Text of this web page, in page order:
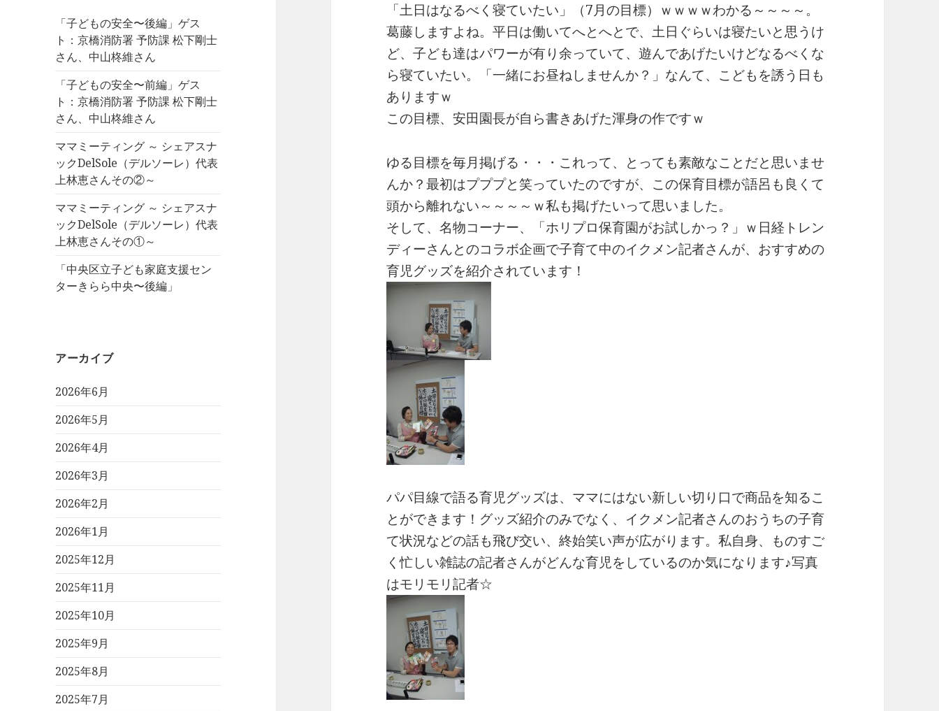
「子どもの安全〜後編」ゲス
ト：京橋消防署 予防課 松下剛士
さん、中山柊維さん
「子どもの安全〜前編」ゲス
ト：京橋消防署 予防課 松下剛士
さん、中山柊維さん
ママミーティング ～ シェアスナ
ックDelSole（デルソーレ）代表
上林恵さんその②～
ママミーティング ～ シェアスナ
ックDelSole（デルソーレ）代表
上林恵さんその①～
「中央区立子ども家庭支援セン
ターきらら中央〜後編」
アーカイブ
2026年6月
2026年5月
2026年4月
2026年3月
2026年2月
2026年1月
2025年12月
2025年11月
2025年10月
2025年9月
2025年8月
2025年7月
「土日はなるべく寝ていたい」（7月の目標）ｗｗｗｗわかる～～～～。
葛藤しますよね。平日は働いてへとへとで、土日ぐらいは寝たいと思うけ
ど、子ども達はパワーが有り余っていて、遊んであげたいけどなるべくな
ら寝ていたい。「一緒にお昼ねしませんか？」なんて、こどもを誘う日も
ありますｗ
この目標、安田園長が自ら書きあげた渾身の作ですｗ
ゆる目標を毎月掲げる・・・これって、とっても素敵なことだと思いませ
んか？最初はプププと笑っていたのですが、この保育目標が語呂も良くて
頭から離れない～～～～ｗ私も掲げたいって思いました。
そして、名物コーナー、「ホリプロ保育園がお試しかっ？」ｗ日経トレン
ディーさんとのコラボ企画で子育て中のイクメン記者さんが、おすすめの
育児グッズを紹介されています！
パパ目線で語る育児グッズは、ママにはない新しい切り口で商品を知るこ
とができます！グッズ紹介のみでなく、イクメン記者さんのおうちの子育
て状況などの話も飛び交い、終始笑い声が広がります。私自身、ものすご
く忙しい雑誌の記者さんがどんな育児をしているのか気になります♪写真
はモリモリ記者☆